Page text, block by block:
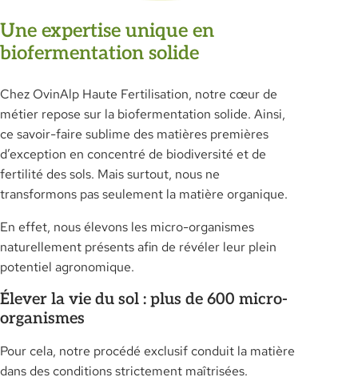
Une expertise unique en
biofermentation solide
Chez OvinAlp Haute Fertilisation, notre cœur de
métier repose sur la biofermentation solide. Ainsi,
ce savoir-faire sublime des matières premières
d’exception en concentré de biodiversité et de
fertilité des sols. Mais surtout, nous ne
transformons pas seulement la matière organique.
En effet, nous élevons les micro-organismes
naturellement présents afin de révéler leur plein
potentiel agronomique.
Élever la vie du sol : plus de 600 micro-
organismes
Pour cela, notre procédé exclusif conduit la matière
dans des conditions strictement maîtrisées.